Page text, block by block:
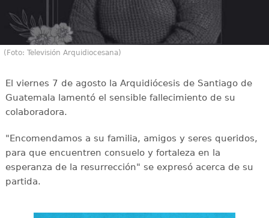
(Foto: Televisión Arquidiocesana)
El viernes 7 de agosto la Arquidiócesis de Santiago de
Guatemala lamentó el sensible fallecimiento de su
colaboradora.
"Encomendamos a su familia, amigos y seres queridos,
para que encuentren consuelo y fortaleza en la
esperanza de la resurrección" se expresó acerca de su
partida.